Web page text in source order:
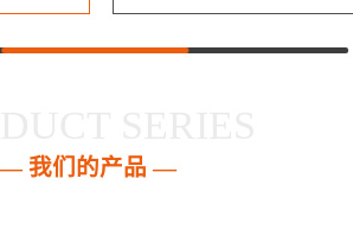
— 我们的产品 —